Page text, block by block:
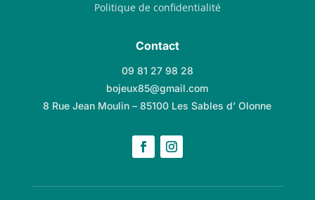
Politique de confidentialité
Contact
09 81 27 98 28
bojeux85@gmail.com
8 Rue Jean Moulin – 85100 Les Sables d’ Olonne